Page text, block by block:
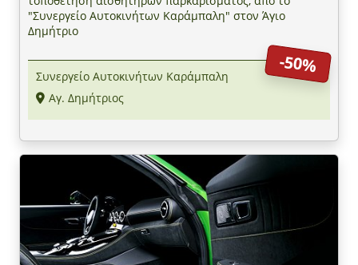
"Συνεργείο Αυτοκινήτων Καράμπαλη" στον Άγιο
Δημήτριο
-50%
Συνεργείο Αυτοκινήτων Καράμπαλη
Αγ. Δημήτριος